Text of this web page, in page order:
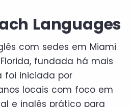
Languages
com sedes em Miami
fundada há mais
foi iniciada por
locais com foco em
e inglês prático para